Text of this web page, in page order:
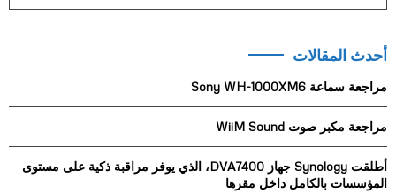
c
f
r
:
C
أحدث المقالات
مراجعة سماعة Sony WH-1000XM6
مراجعة مكبر صوت WiiM Sound
أطلقت Synology جهاز DVA7400، الذي يوفر مراقبة ذكية على مستوى
المؤسسات بالكامل داخل مقرها